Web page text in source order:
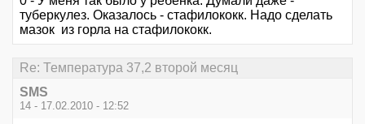
туберкулез. Оказалось - стафилококк. Надо сделать
мазок из горла на стафилококк.
Re: Температура 37,2 второй месяц
SMS
14 - 17.02.2010 - 12:52